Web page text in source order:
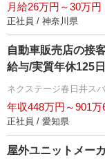
月給26万円～30万円
正社員 / 神奈川県
自動車販売店の接
給与/実質年休125
ネクステージ春日井ス
年収448万円～901万
正社員 / 愛知県
屋外ユニットメー